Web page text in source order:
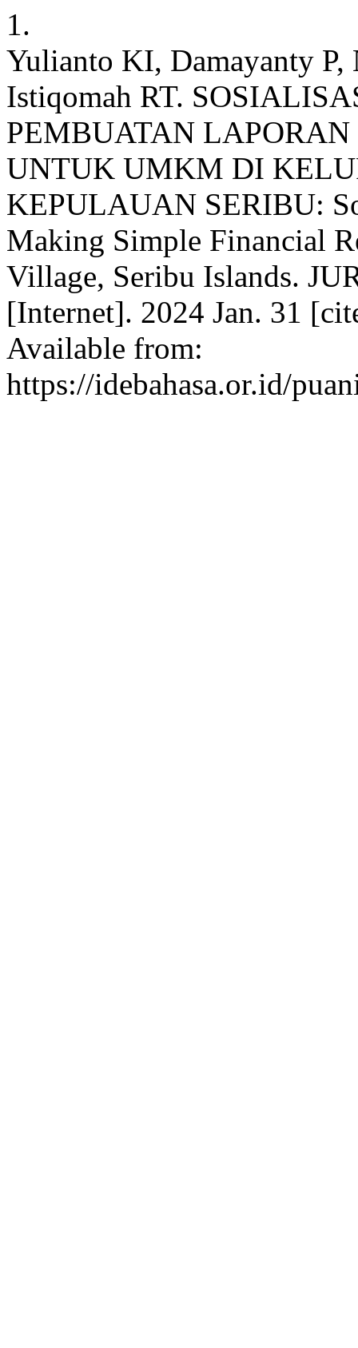
1.
Yulianto KI, Damayanty P,
Istiqomah RT.
PEMBUATAN
UNTUK UMKM DI
KEPULAUAN SERIBU:
Making Simple Financial
Village, Seribu Islands.
[Internet]. 2024 Jan. 31
Available from:
https://idebahasa.or.id/